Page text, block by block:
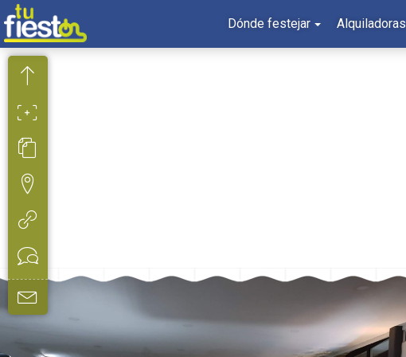
Dónde festejar Alquiladoras